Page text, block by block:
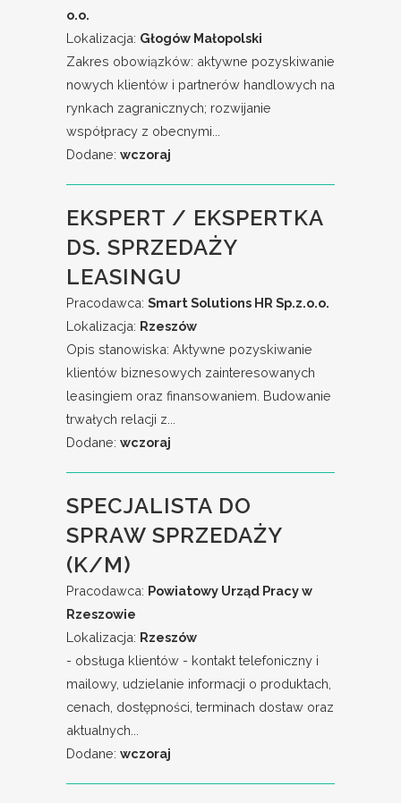
o.o.
Lokalizacja: Głogów Małopolski
Zakres obowiązków: aktywne pozyskiwanie
nowych klientów i partnerów handlowych na
rynkach zagranicznych; rozwijanie
współpracy z obecnymi...
Dodane: wczoraj
EKSPERT / EKSPERTKA
DS. SPRZEDAŻY
LEASINGU
Pracodawca: Smart Solutions HR Sp.z.o.o.
Lokalizacja: Rzeszów
Opis stanowiska: Aktywne pozyskiwanie
klientów biznesowych zainteresowanych
leasingiem oraz finansowaniem. Budowanie
trwałych relacji z...
Dodane: wczoraj
SPECJALISTA DO
SPRAW SPRZEDAŻY
(K/M)
Pracodawca: Powiatowy Urząd Pracy w
Rzeszowie
Lokalizacja: Rzeszów
- obsługa klientów - kontakt telefoniczny i
mailowy, udzielanie informacji o produktach,
cenach, dostępności, terminach dostaw oraz
aktualnych...
Dodane: wczoraj